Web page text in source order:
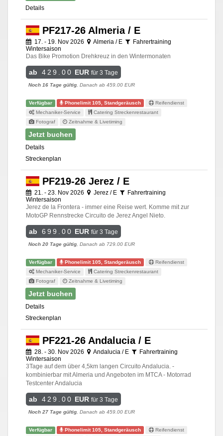
Details
PF217-26 Almeria / E
17. - 19. Nov 2026 Almeria / E
Fahrertraining
Wintersaison
Das Bike Promotion Drehkreuz in den Wintermonaten
ab 429.00 EUR für 3 Tage
Noch 16 Tage gültig , Danach ab 459.00 EUR
Verfügbar Phonelimit 105, Standgeräusch
Reifendienst
Mechaniker-Service
Catering Streckenrestaurant
Fotograf
Zeitnahme & Livetiming
Jetzt buchen
Details
Streckenplan
PF219-26 Jerez / E
21. - 23. Nov 2026 Jerez / E
Fahrertraining
Wintersaison
Jerez de la Frontera - immer eine Reise wert. Komme mit zur
MotoGP Rennstrecke Circuito de Jerez Angel Nieto.
ab 699.00 EUR für 3 Tage
Noch 20 Tage gültig, Danach ab 729.00 EUR
Verfügbar Phonelimit 105, Standgeräusch
Reifendienst
Mechaniker-Service
Catering Streckenrestaurant
Fotograf
Zeitnahme & Livetiming
Jetzt buchen
Details
Streckenplan
PF221-26 Andalucia / E
28. - 30. Nov 2026 Andalucia / E
Fahrertraining
Wintersaison
3Tage auf dem über 4,5km langen Circuito Andalucia. -
kombinierbar mit Almeria und Angeboten im MTCA - Motorrad
Testcenter Andalucia
ab 429.00 EUR für 3 Tage
Noch 27 Tage gültig, Danach ab 459.00 EUR
Verfügbar Phonelimit 105, Standgeräusch
Reifendienst